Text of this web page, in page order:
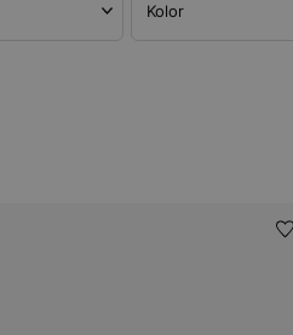
Kolor